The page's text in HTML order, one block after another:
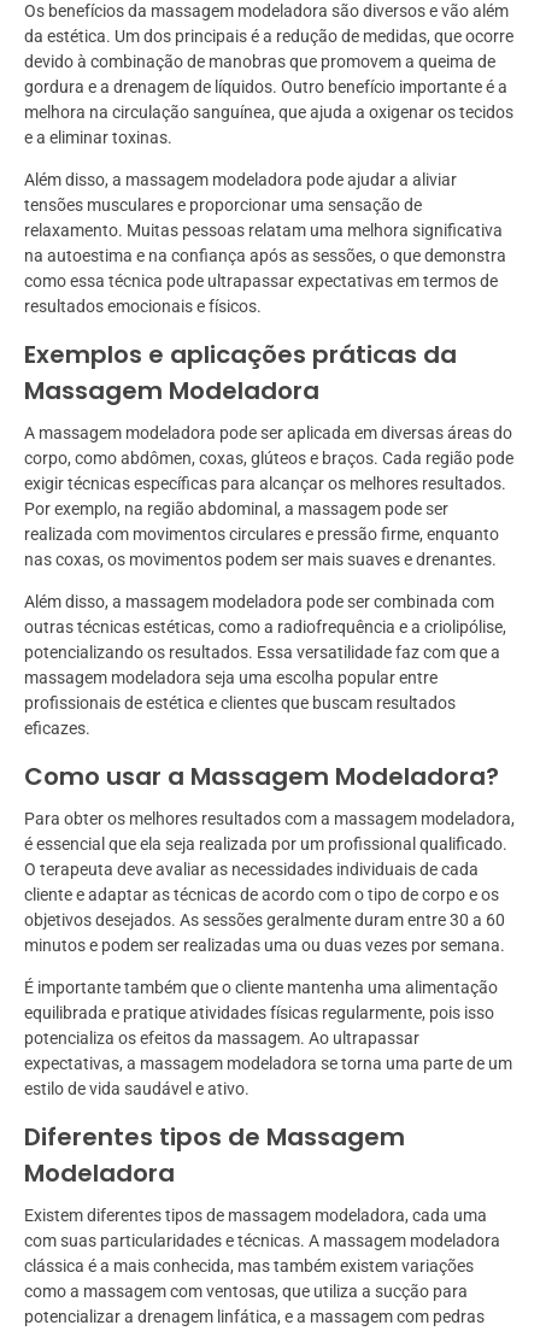
Os benefícios da massagem modeladora são diversos e vão além
da estética. Um dos principais é a redução de medidas, que ocorre
devido à combinação de manobras que promovem a queima de
gordura e a drenagem de líquidos. Outro benefício importante é a
melhora na circulação sanguínea, que ajuda a oxigenar os tecidos
e a eliminar toxinas.
Além disso, a massagem modeladora pode ajudar a aliviar
tensões musculares e proporcionar uma sensação de
relaxamento. Muitas pessoas relatam uma melhora significativa
na autoestima e na confiança após as sessões, o que demonstra
como essa técnica pode ultrapassar expectativas em termos de
resultados emocionais e físicos.
Exemplos e aplicações práticas da
Massagem Modeladora
A massagem modeladora pode ser aplicada em diversas áreas do
corpo, como abdômen, coxas, glúteos e braços. Cada região pode
exigir técnicas específicas para alcançar os melhores resultados.
Por exemplo, na região abdominal, a massagem pode ser
realizada com movimentos circulares e pressão firme, enquanto
nas coxas, os movimentos podem ser mais suaves e drenantes.
Além disso, a massagem modeladora pode ser combinada com
outras técnicas estéticas, como a radiofrequência e a criolipólise,
potencializando os resultados. Essa versatilidade faz com que a
massagem modeladora seja uma escolha popular entre
profissionais de estética e clientes que buscam resultados
eficazes.
Como usar a Massagem Modeladora?
Para obter os melhores resultados com a massagem modeladora,
é essencial que ela seja realizada por um profissional qualificado.
O terapeuta deve avaliar as necessidades individuais de cada
cliente e adaptar as técnicas de acordo com o tipo de corpo e os
objetivos desejados. As sessões geralmente duram entre 30 a 60
minutos e podem ser realizadas uma ou duas vezes por semana.
É importante também que o cliente mantenha uma alimentação
equilibrada e pratique atividades físicas regularmente, pois isso
potencializa os efeitos da massagem. Ao ultrapassar
expectativas, a massagem modeladora se torna uma parte de um
estilo de vida saudável e ativo.
Diferentes tipos de Massagem
Modeladora
Existem diferentes tipos de massagem modeladora, cada uma
com suas particularidades e técnicas. A massagem modeladora
clássica é a mais conhecida, mas também existem variações
como a massagem com ventosas, que utiliza a sucção para
potencializar a drenagem linfática, e a massagem com pedras